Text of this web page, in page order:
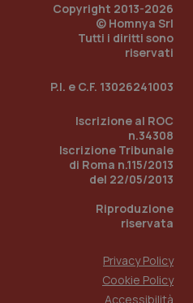
Copyright 2013-2026
© Homnya Srl
Tutti i diritti sono
riservati
P.I. e C.F. 13026241003
Iscrizione al ROC
n.34308
Iscrizione Tribunale
di Roma n.115/2013
del 22/05/2013
Riproduzione
riservata
Privacy Policy
Cookie Policy
Accessibilità
PHP.net
www.quotidianosanita.it